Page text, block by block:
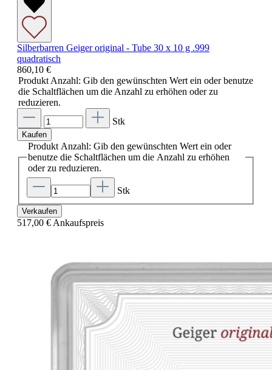
Silberbarren Geiger original - Tube 30 x 10 g .999
quadratisch
860,10 €
Produkt Anzahl: Gib den gewünschten Wert ein oder benutze
die Schaltflächen um die Anzahl zu erhöhen oder zu
reduzieren.
Stk
Kaufen
Produkt Anzahl: Gib den gewünschten Wert ein oder
benutze die Schaltflächen um die Anzahl zu erhöhen
oder zu reduzieren.
Stk
Verkaufen
517,00 € Ankaufspreis